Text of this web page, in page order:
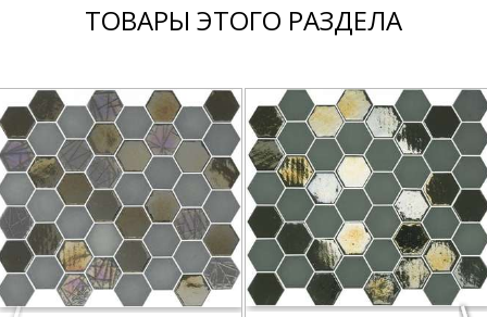
ТОВАРЫ ЭТОГО РАЗДЕЛА